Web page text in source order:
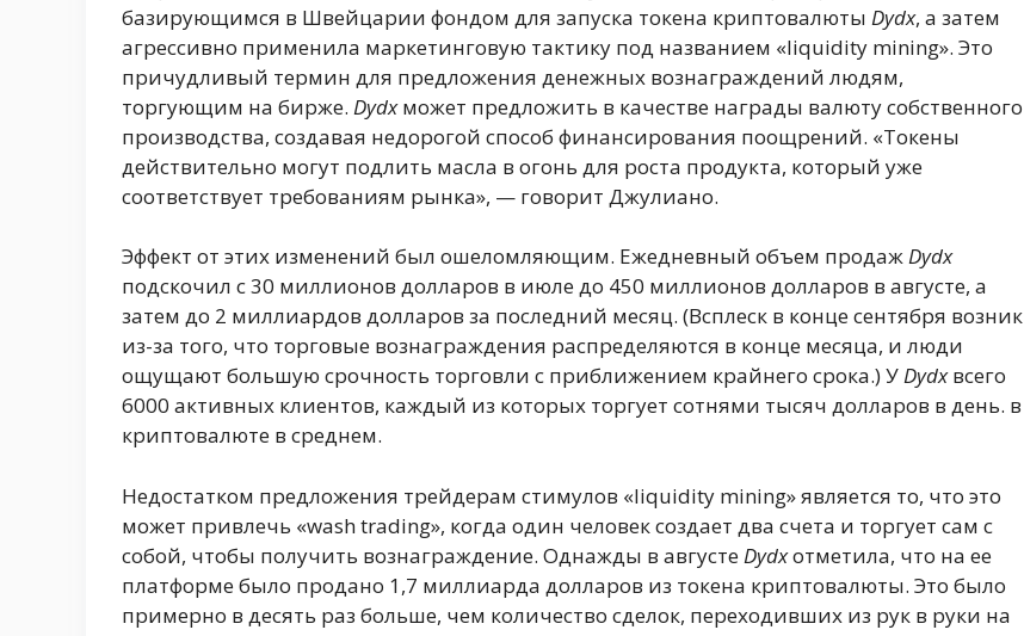
базирующимся в Швейцарии фондом для запуска токена криптовалюты Dydx, а затем
агрессивно применила маркетинговую тактику под названием «liquidity mining». Это
причудливый термин для предложения денежных вознаграждений людям,
торгующим на бирже. Dydxможет предложить в качестве награды валюту собственного
производства, создавая недорогой способ финансирования поощрений. «Токены
действительно могут подлить масла в огонь для роста продукта, который уже
соответствует требованиям рынка», — говорит Джулиано.
Эффект от этих изменений был ошеломляющим. Ежедневный объем продажDydx
подскочил с 30 миллионов долларов в июле до 450 миллионов долларов в августе, а
затем до 2 миллиардов долларов за последний месяц. (Всплеск в конце сентября возник
из-за того, что торговые вознаграждения распределяются в конце месяца, и люди
ощущают большую срочность торговли с приближением крайнего срока.) УDydxвсего
6000 активных клиентов, каждый из которых торгует сотнями тысяч долларов в день. в
криптовалюте в среднем.
Недостатком предложения трейдерам стимулов «liquidity mining» является то, что это
может привлечь «wash trading», когда один человек создает два счета и торгует сам с
собой, чтобы получить вознаграждение. Однажды в августеDydxотметила, что на ее
платформе было продано 1,7 миллиарда долларов из токена криптовалюты. Это было
примерно в десять раз больше, чем количество сделок, переходивших из рук в руки на